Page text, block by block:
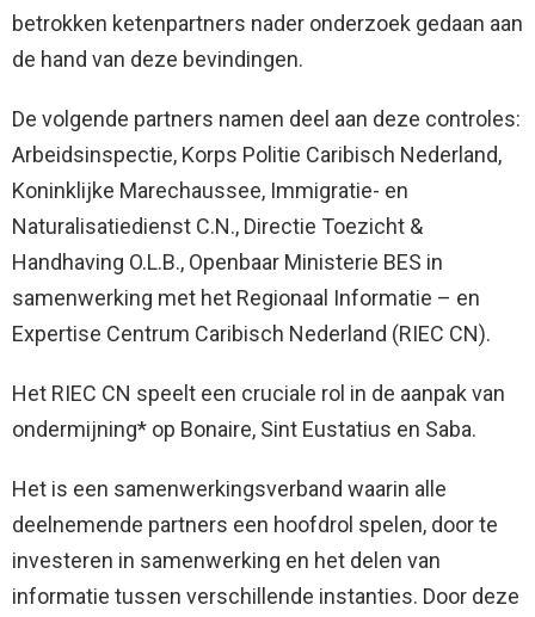
betrokken ketenpartners nader onderzoek gedaan aan
de hand van deze bevindingen.
De volgende partners namen deel aan deze controles:
Arbeidsinspectie, Korps Politie Caribisch Nederland,
Koninklijke Marechaussee, Immigratie- en
Naturalisatiedienst C.N., Directie Toezicht &
Handhaving O.L.B., Openbaar Ministerie BES in
samenwerking met het Regionaal Informatie – en
Expertise Centrum Caribisch Nederland (RIEC CN).
Het RIEC CN speelt een cruciale rol in de aanpak van
ondermijning* op Bonaire, Sint Eustatius en Saba.
Het is een samenwerkingsverband waarin alle
deelnemende partners een hoofdrol spelen, door te
investeren in samenwerking en het delen van
informatie tussen verschillende instanties. Door deze